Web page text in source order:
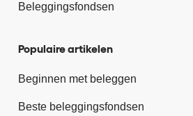
Beleggingsfondsen
Populaire artikelen
Beginnen met beleggen
Beste beleggingsfondsen